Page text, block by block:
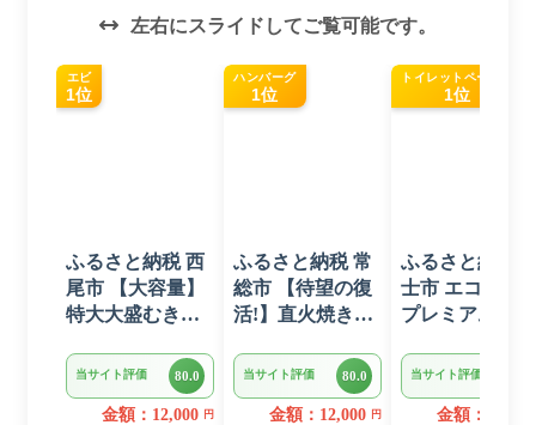
左右にスライドしてご覧可能です。
エビ
1位
ふるさと納税 西
尾市 【大容量】
特大大盛むきえ
K287
当サイト評価 80.0
金額：12,000 円
ハンバーグ
1位
ふるさと納税 常
総市 【待望の復
活!】直火焼きハ
ラスソース 3kg
22個入り
当サイト評価 80.0
金額：12,000 円
トイレットペーパー
1位
ふるさと納税
士市 エコロジ
プレミアム ト
ダブル 96ロー
日用品 人気
当サイト評価
金額：14,000